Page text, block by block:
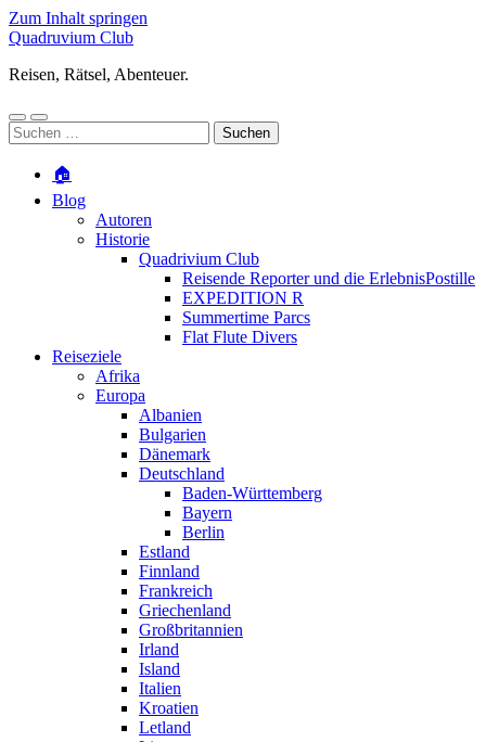
Zum Inhalt springen
Quadruvium Club
Reisen, Rätsel, Abenteuer.
Mobile-
Menü
Suchfeld
ein-/ausblenden
Suchen
nach:
🏠
Blog
Autoren
Historie
Quadrivium Club
Reisende Reporter und die ErlebnisPostille
EXPEDITION R
Summertime Parcs
Flat Flute Divers
Reiseziele
Afrika
Europa
Albanien
Bulgarien
Dänemark
Deutschland
Baden-Württemberg
Bayern
Berlin
Estland
Finnland
Frankreich
Griechenland
Großbritannien
Irland
Island
Italien
Kroatien
Letland